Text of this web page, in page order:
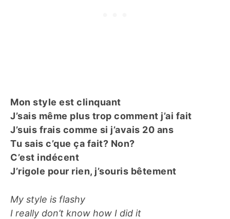
Mon style est clinquant
J’sais même plus trop comment j’ai fait
J’suis frais comme si j’avais 20 ans
Tu sais c’que ça fait? Non?
C’est indécent
J’rigole pour rien, j’souris bêtement
My style is flashy
I really don’t know how I did it